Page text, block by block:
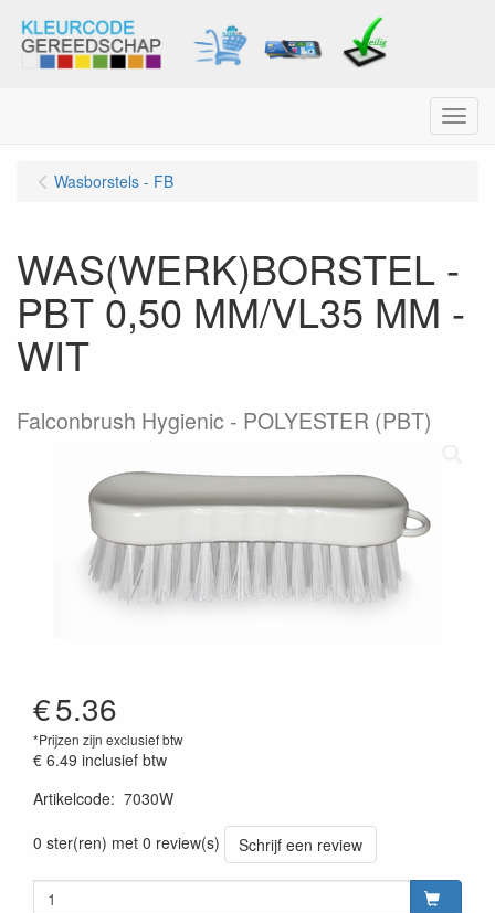
Menu
Wasborstels - FB
WAS(WERK)BORSTEL -
PBT 0,50 MM/VL35 MM -
WIT
Falconbrush Hygienic - POLYESTER (PBT)
€5.36
*Prijzen zijn exclusief btw
€ 6.49 inclusief btw
Artikelcode: 7030W
0 ster(ren) met 0 review(s)
Schrijf een review